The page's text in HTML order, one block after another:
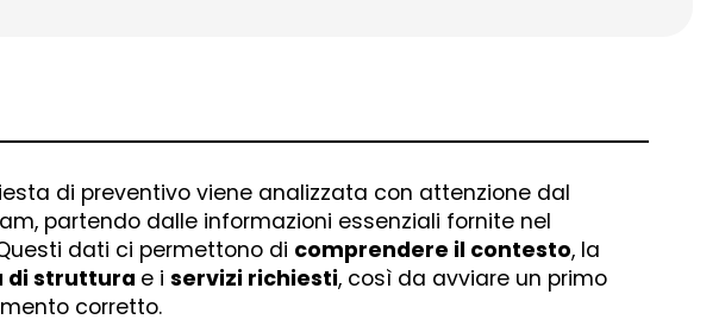
di preventivo viene analizzata con attenzione dal
partendo dalle informazioni essenziali fornite nel
dati ci permettono di comprendere il contesto, la
di struttura e iservizi richiesti, così da avviare un primo
corretto.